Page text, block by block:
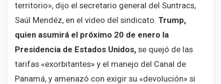
territorio», dijo el secretario general del Suntracs,
Saúl Mendéz, en el video del sindicato. Trump,
quien asumirá el próximo 20 de enero la
Presidencia de Estados Unidos, se quejó de las
tarifas «exorbitantes» y el manejo del Canal de
Panamá, y amenazó con exigir su «devolución» si